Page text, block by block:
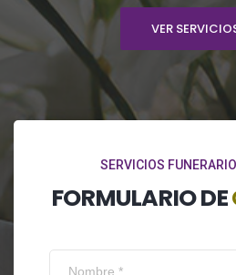
VER
SERVICIOS
FORMULARIO DE